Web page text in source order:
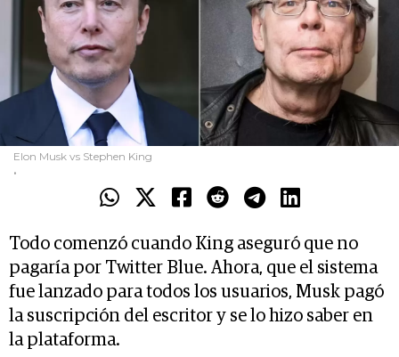
Elon Musk vs Stephen King
.
Todo comenzó cuando King aseguró que no
pagaría por Twitter Blue. Ahora, que el sistema
fue lanzado para todos los usuarios, Musk pagó
la suscripción del escritor y se lo hizo saber en
la plataforma.